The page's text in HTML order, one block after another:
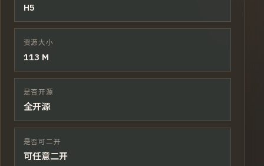
H5
资源大小
113 M
是否开源
全开源
是否可二开
可任意二开